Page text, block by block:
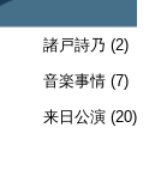
諸戸詩乃 (2)
音楽事情 (7)
来日公演 (20)